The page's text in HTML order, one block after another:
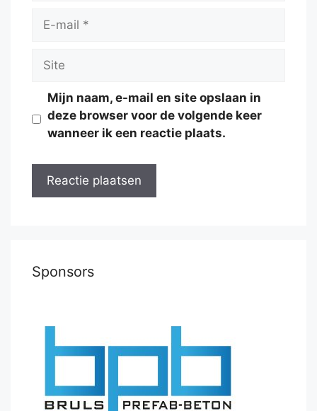
Site
Mijn naam, e-mail en site opslaan in
deze browser voor de volgende keer
wanneer ik een reactie plaats.
Sponsors